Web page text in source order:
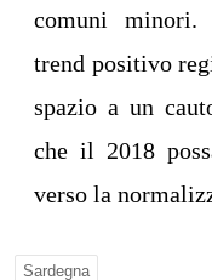
comuni
trend positivo
spazio a un
che il 2018
verso la
Sardegna